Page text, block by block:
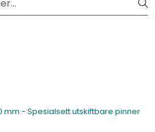
fra kr 1200,-
mm - Spesialsett utskiftbare pinner